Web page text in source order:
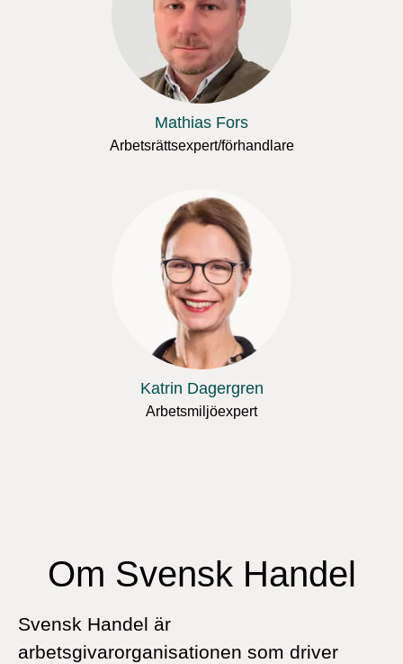
Mathias Fors
Arbetsrättsexpert/förhandlare
Katrin Dagergren
Arbetsmiljöexpert
Om Svensk Handel
Svensk Handel är
arbetsgivarorganisationen som driver